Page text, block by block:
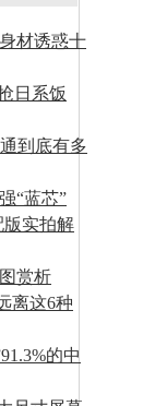
材诱惑十
日系饭
到底有多
“蓝芯”
版实拍解
赏析
离这6种
的中